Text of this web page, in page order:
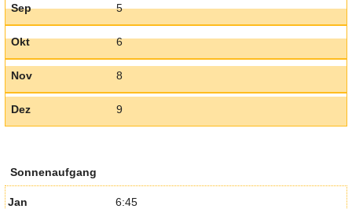
Sep 5
Okt 6
Nov 8
Dez 9
Sonnenaufgang
Jan 6:45